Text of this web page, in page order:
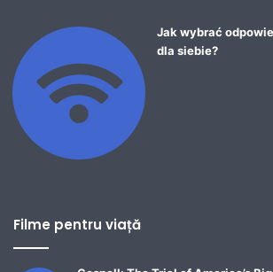
Jak wybrać
dla siebie?
Filme pentru viață